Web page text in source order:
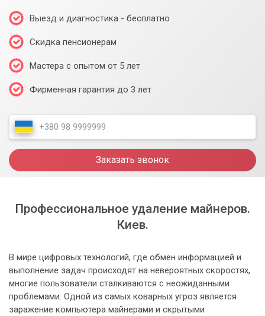
Выезд и диагностика - бесплатно
Скидка пенсионерам
Мастера с опытом от 5 лет
Фирменная гарантия до 3 лет
Заказать звонок
Профессиональное удаление майнеров.
Киев.
В мире цифровых технологий, где обмен информацией и
выполнение задач происходят на невероятных скоростях,
многие пользователи сталкиваются с неожиданными
проблемами. Одной из самых коварных угроз является
заражение компьютера майнерами и скрытыми